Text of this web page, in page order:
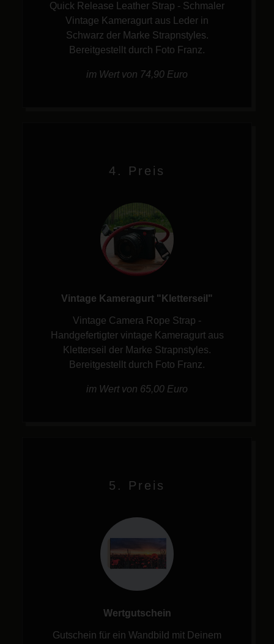
Quick Release Leather Strap - Schmaler
Vintage Kameragurt aus Leder in
Schwarz der Marke Strapnstyles.
Bereitgestellt durch Foto Franz.
im Wert von 74,90 Euro
4. Preis
Vintage Kameragurt "Kletterseil"
Vintage Camera Rope Strap -
Handgefertigter vintage Kameragurt aus
Kletterseil der Marke Strapnstyles.
Bereitgestellt durch Foto Franz.
im Wert von 65,00 Euro
5. Preis
Wertgutschein
Gutschein für ein Wandbild mit Deinem